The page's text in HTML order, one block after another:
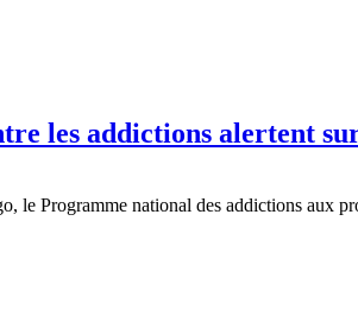
les addictions alertent
le Programme national des addictions aux